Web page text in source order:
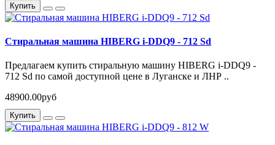
Купить
Стиральная машина HIBERG i-DDQ9 - 712 Sd
Предлагаем купить стиральную машину HIBERG i-DDQ9 -
712 Sd по самой доступной цене в Луганске и ЛНР ..
48900.00руб
Купить